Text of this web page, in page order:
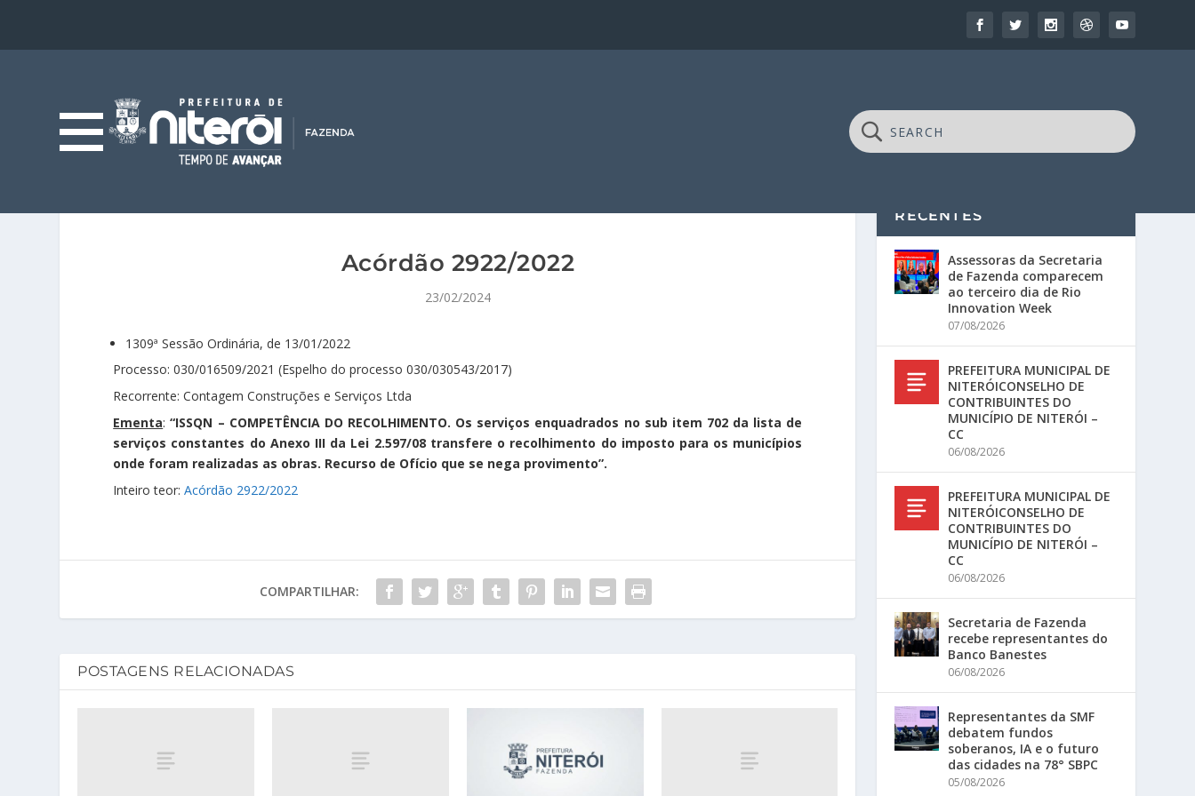
Acórdão 2922/2022
23/02/2024
1309ª Sessão Ordinária, de 13/01/2022
Processo: 030/016509/2021 (Espelho do processo 030/030543/2017)
Recorrente: Contagem Construções e Serviços Ltda
Ementa:“ISSQN – COMPETÊNCIA DO RECOLHIMENTO. Os serviços enquadrados no sub item 702 da lista de
serviços constantes do Anexo III da Lei 2.597/08 transfere o recolhimento do imposto para os municípios
onde foram realizadas as obras. Recurso de Ofício que se nega provimento”.
Inteiro teor:Acórdão 2922/2022
COMPARTILHAR:
POSTAGENS RELACIONADAS
RECENTES
Assessoras da Secretaria
de Fazenda comparecem
ao terceiro dia de Rio
Innovation Week
07/08/2026
PREFEITURA MUNICIPAL DE
NITERÓICONSELHO DE
CONTRIBUINTES DO
MUNICÍPIO DE NITERÓI –
CC
06/08/2026
PREFEITURA MUNICIPAL DE
NITERÓICONSELHO DE
CONTRIBUINTES DO
MUNICÍPIO DE NITERÓI –
CC
06/08/2026
Secretaria de Fazenda
recebe representantes do
Banco Banestes
06/08/2026
Representantes da SMF
debatem fundos
soberanos, IA e o futuro
das cidades na 78° SBPC
05/08/2026